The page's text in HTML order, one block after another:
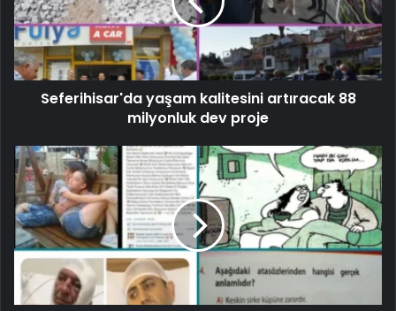
Seferihisar'da yaşam kalitesini artıracak 88
milyonluk dev proje